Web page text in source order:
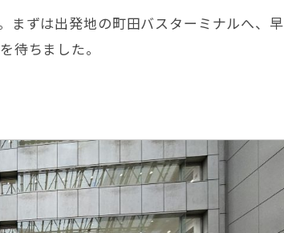
まずは出発地の町田バスターミナルへ、早
待ちました。